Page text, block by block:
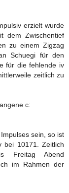
erzielt wurde
dem Zwischentief
zu einem Zigzag
Schuegi für den
für die fehlende iv
zeitlich zu
c:
sein, so ist
bei 10171. Zeitlich
Freitag Abend
im Rahmen der